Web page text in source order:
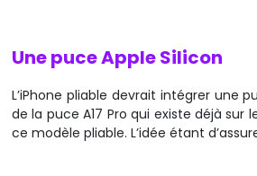
Une puce Apple Silicon
L’iPhone pliable devrait intégrer une
de la puce A17 Pro qui existe déjà sur
ce modèle pliable. L’idée étant